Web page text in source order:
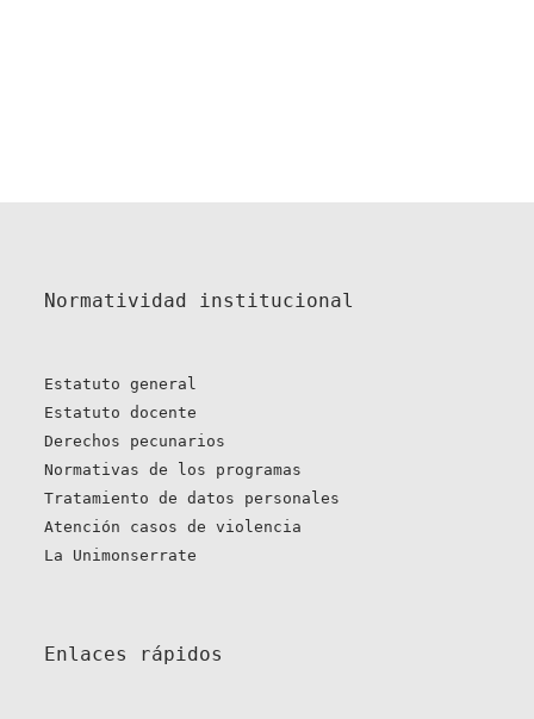
Normatividad institucional
Estatuto general
Estatuto docente
Derechos pecunarios
Normativas de los programas
Tratamiento de datos personales
Atención casos de violencia
La Unimonserrate
Enlaces rápidos